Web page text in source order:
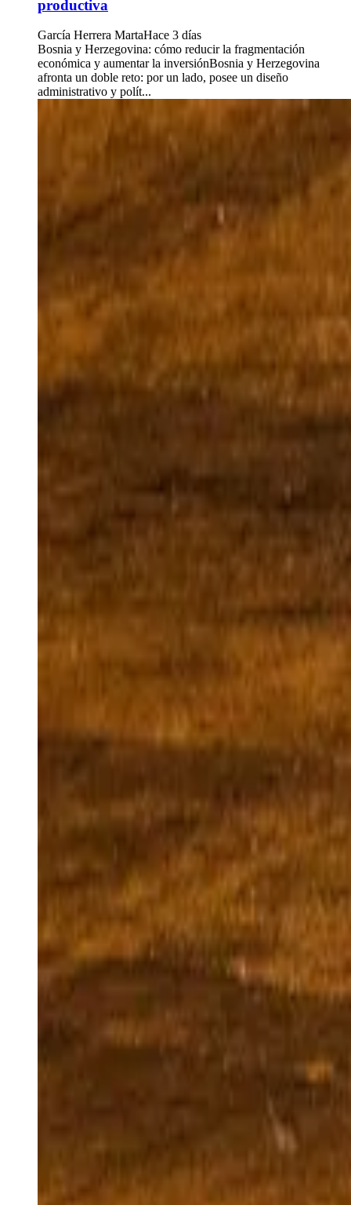
productiva
García Herrera MartaHace 3 días
Bosnia y Herzegovina: cómo reducir la fragmentación
económica y aumentar la inversiónBosnia y Herzegovina
afronta un doble reto: por un lado, posee un diseño
administrativo y polít...